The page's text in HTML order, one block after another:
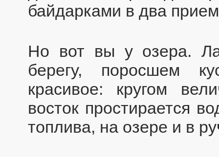
байдарками в два
Но вот вы у озера.
берегу, поросшем
красивое: кругом
восток простирается
топлива, на озере и в